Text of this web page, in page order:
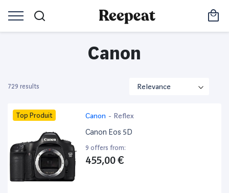
Canon
729 results
Top Produit Canon - Reflex
Canon Eos 5D
9 offers from:
455,00 €